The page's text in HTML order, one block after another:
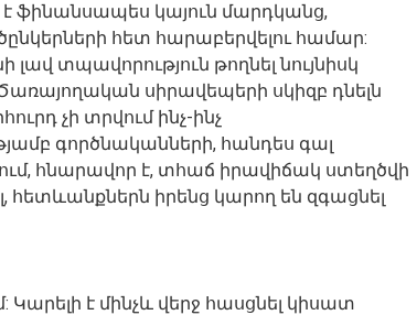
ֆինանսապես կայուն մարդկանց,
հետ հարաբերվելու համար:
տպավորություն թողնել նույնիսկ
սիրավեպերի սկիզբ դնելն
չի տրվում ինչ-ինչ
գործնականների, հանդես գալ
հնարավոր է, տհաճ իրավիճակ ստեղծվի
իրենց կարող են զգացնել
է մինչև վերջ հասցնել կիսատ